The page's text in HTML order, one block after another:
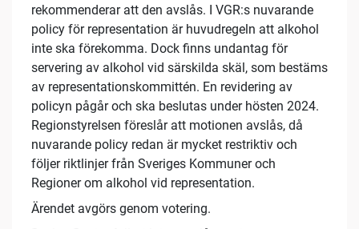
rekommenderar att den avslås. I VGR:s nuvarande
policy för representation är huvudregeln att alkohol
inte ska förekomma. Dock finns undantag för
servering av alkohol vid särskilda skäl, som bestäms
av representationskommittén. En revidering av
policyn pågår och ska beslutas under hösten 2024.
Regionstyrelsen föreslår att motionen avslås, då
nuvarande policy redan är mycket restriktiv och
följer riktlinjer från Sveriges Kommuner och
Regioner om alkohol vid representation.
Ärendet avgörs genom votering.